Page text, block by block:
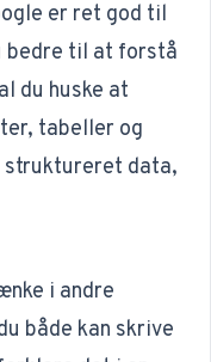
er ret god til
bedre til at forstå
du huske at
tabeller og
struktureret data,
i andre
både kan skrive